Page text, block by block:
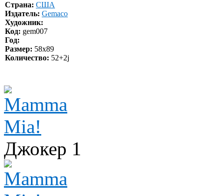
Страна: США
Издатель: Gemaco
Художник:
Код: gem007
Год:
Размер: 58х89
Количество: 52+2j
Джокер 1